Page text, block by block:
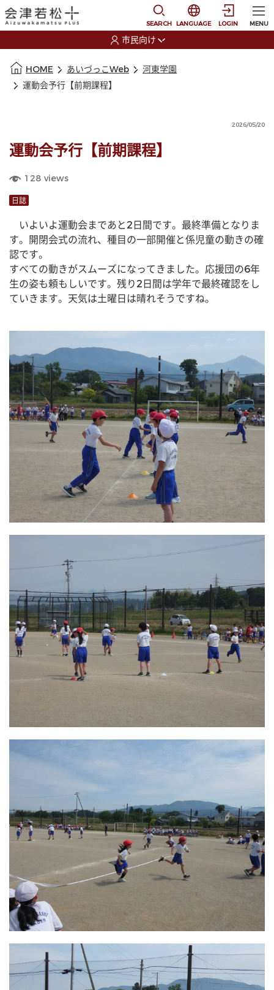
SEARCH
選択すると言語の切
LANGUAGE LOGIN MENU
市民向け
HOME あいづっこWeb
河東学園
運動会予行【前期課程】
2026/05/20
運動会予行【前期課程】
128 views
日誌
いよいよ運動会まであと2日間です。最終準備となりま
す。開閉会式の流れ、種目の一部開催と係児童の動きの確
認です。
すべての動きがスムーズになってきました。応援団の6年
生の姿も頼もしいです。残り2日間は学年で最終確認をし
ていきます。天気は土曜日は晴れそうですね。